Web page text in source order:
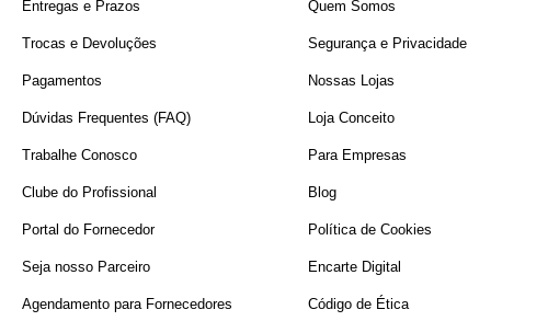
Entregas e Prazos
Trocas e Devoluções
Pagamentos
Dúvidas Frequentes (FAQ)
Trabalhe Conosco
Clube do Profissional
Portal do Fornecedor
Seja nosso Parceiro
Agendamento para Fornecedores
Quem Somos
Segurança e Privacidade
Nossas Lojas
Loja Conceito
Para Empresas
Blog
Política de Cookies
Encarte Digital
Código de Ética